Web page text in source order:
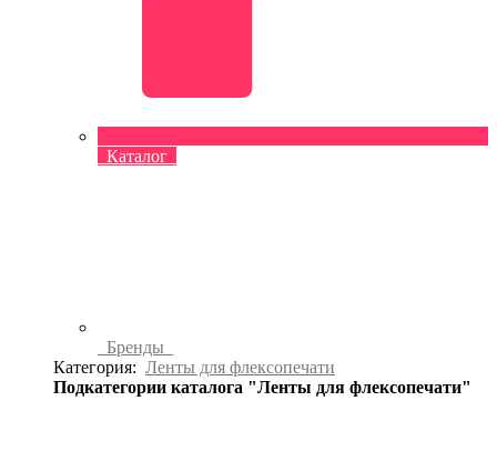
Каталог
Бренды
Категория: Ленты для флексопечати
Подкатегории каталога "Ленты для флексопечати"